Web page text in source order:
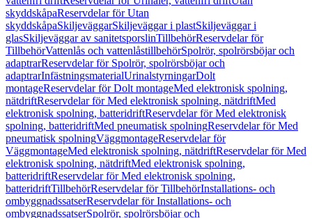
skyddskåpaReservdelar för Utan
skyddskåpaSkiljeväggarSkiljeväggar i plastSkiljeväggar i
glasSkiljeväggar av sanitetsporslinTillbehörReservdelar för
TillbehörVattenlås och vattenlåstillbehörSpolrör, spolrörsböjar och
adaptrarReservdelar för Spolrör, spolrörsböjar och
adaptrarInfästningsmaterialUrinalstyrningarDolt
montageReservdelar för Dolt montageMed elektronisk spolning,
nätdriftReservdelar för Med elektronisk spolning, nätdriftMed
elektronisk spolning, batteridriftReservdelar för Med elektronisk
spolning, batteridriftMed pneumatisk spolningReservdelar för Med
pneumatisk spolningVäggmontageReservdelar för
VäggmontageMed elektronisk spolning, nätdriftReservdelar för Med
elektronisk spolning, nätdriftMed elektronisk spolning,
batteridriftReservdelar för Med elektronisk spolning,
batteridriftTillbehörReservdelar för TillbehörInstallations- och
ombyggnadssatserReservdelar för Installations- och
ombyggnadssatserSpolrör, spolrörsböjar och